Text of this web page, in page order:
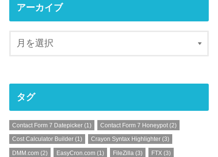
アーカイブ
タグ
Contact Form 7 Datepicker(1) Contact Form 7 Honeypot(2)
Cost Calculator Builder(1) Crayon Syntax Highlighter(3)
DMM.com (2) EasyCron.com (1) FileZilla (3) FTX (3)